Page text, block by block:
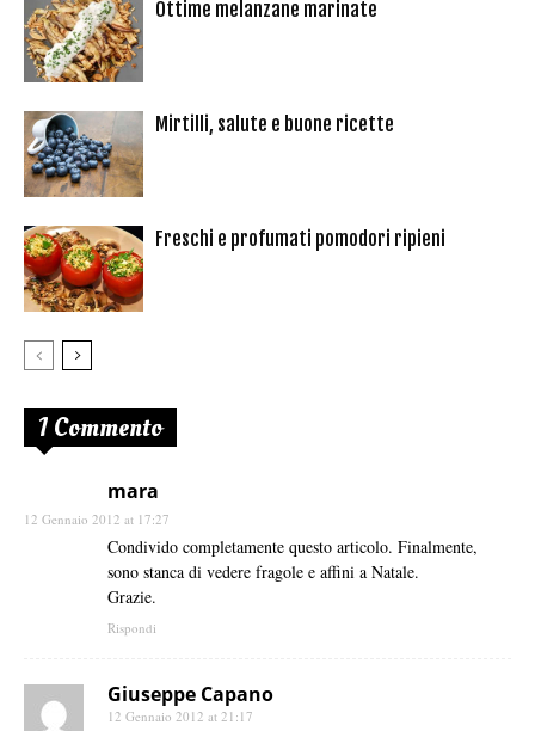
Ottime melanzane marinate
Mirtilli, salute e buone ricette
Freschi e profumati pomodori ripieni
1 Commento
mara
12 Gennaio 2012 at 17:27
Condivido completamente questo articolo. Finalmente,
sono stanca di vedere fragole e affini a Natale.
Grazie.
Rispondi
Giuseppe Capano
12 Gennaio 2012 at 21:17